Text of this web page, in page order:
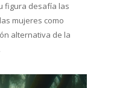
figura desafía las
mujeres como
alternativa de la